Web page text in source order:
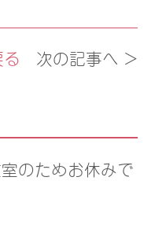
次の記事へ >
のためお休みで